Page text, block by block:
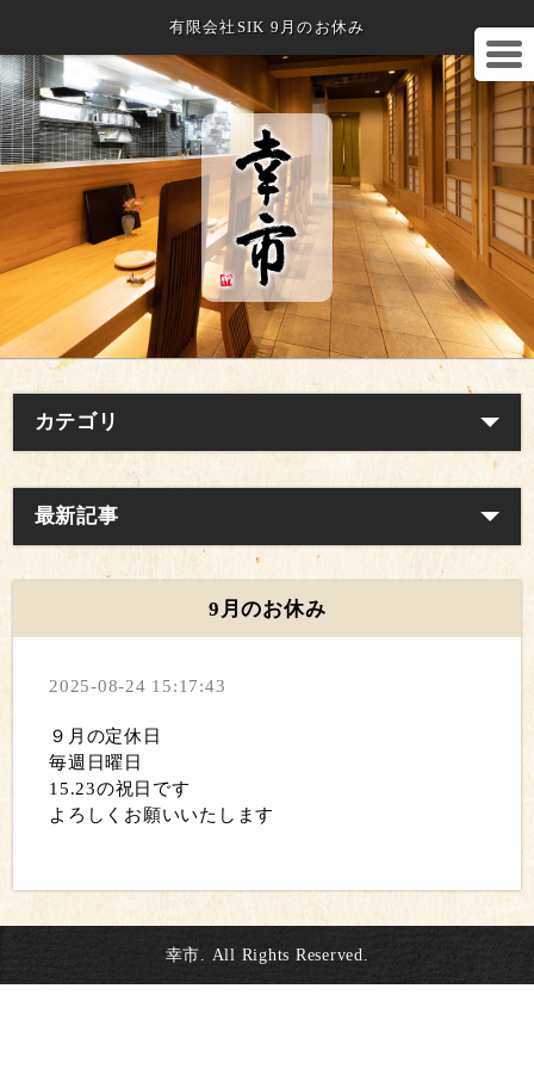
有限会社SIK 9月のお休み
カテゴリ
最新記事
9月のお休み
2025-08-24 15:17:43
９月の定休日
毎週日曜日
15.23の祝日です
よろしくお願いいたします
幸市. All Rights Reserved.